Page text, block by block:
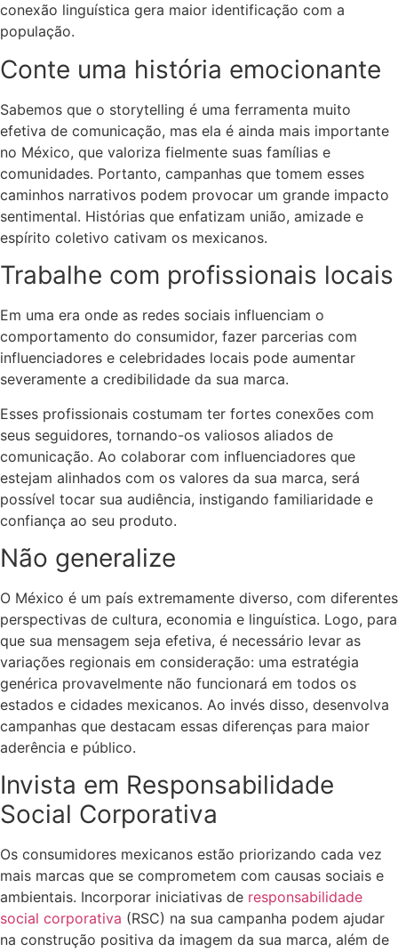
conexão linguística gera maior identificação com a
população.
Conte uma história emocionante
Sabemos que o storytelling é uma ferramenta muito
efetiva de comunicação, mas ela é ainda mais importante
no México, que valoriza fielmente suas famílias e
comunidades. Portanto, campanhas que tomem esses
caminhos narrativos podem provocar um grande impacto
sentimental. Histórias que enfatizam união, amizade e
espírito coletivo cativam os mexicanos.
Trabalhe com profissionais locais
Em uma era onde as redes sociais influenciam o
comportamento do consumidor, fazer parcerias com
influenciadores e celebridades locais pode aumentar
severamente a credibilidade da sua marca.
Esses profissionais costumam ter fortes conexões com
seus seguidores, tornando-os valiosos aliados de
comunicação. Ao colaborar com influenciadores que
estejam alinhados com os valores da sua marca, será
possível tocar sua audiência, instigando familiaridade e
confiança ao seu produto.
Não generalize
O México é um país extremamente diverso, com diferentes
perspectivas de cultura, economia e linguística. Logo, para
que sua mensagem seja efetiva, é necessário levar as
variações regionais em consideração: uma estratégia
genérica provavelmente não funcionará em todos os
estados e cidades mexicanos. Ao invés disso, desenvolva
campanhas que destacam essas diferenças para maior
aderência e público.
Invista em Responsabilidade
Social Corporativa
Os consumidores mexicanos estão priorizando cada vez
mais marcas que se comprometem com causas sociais e
ambientais. Incorporar iniciativas de responsabilidade
social corporativa (RSC) na sua campanha podem ajudar
na construção positiva da imagem da sua marca, além de